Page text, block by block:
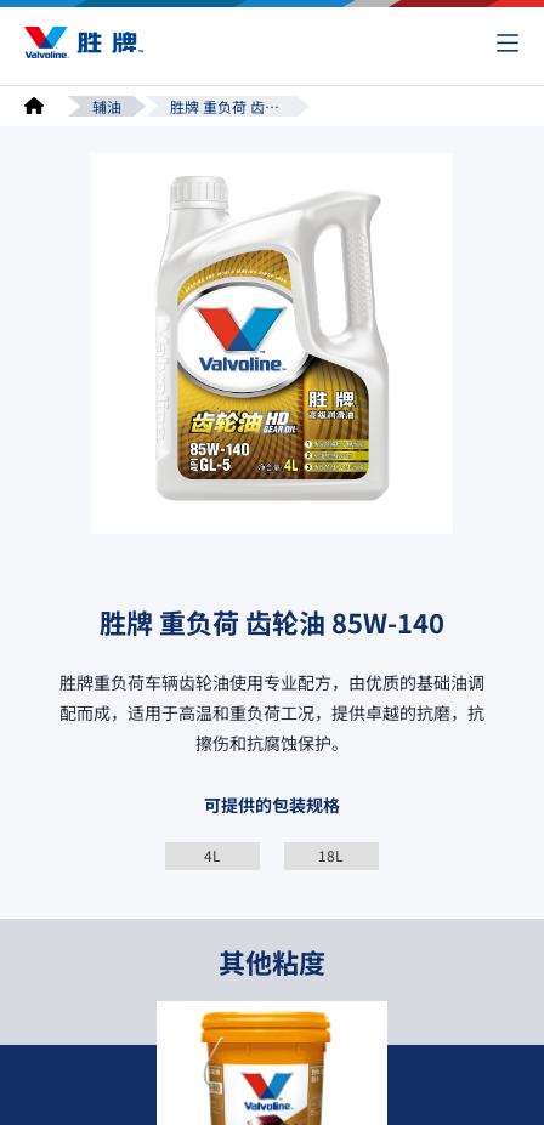
辅油 胜牌 重负荷 齿轮油 85W-140
胜牌 重负荷 齿轮油 85W-140
胜牌重负荷车辆齿轮油使用专业配方，由优质的基础油调
配而成，适用于高温和重负荷工况，提供卓越的抗磨，抗
擦伤和抗腐蚀保护。
可提供的包装规格
4L 18L
其他粘度